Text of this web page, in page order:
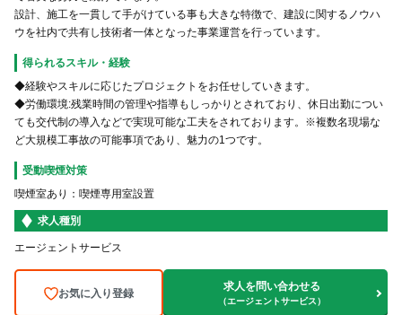
設計、施工を一貫して手がけている事も大きな特徴で、建設に関するノウハ
ウを社内で共有し技術者一体となった事業運営を行っています。
得られるスキル・経験
◆経験やスキルに応じたプロジェクトをお任せしていきます。
◆労働環境:残業時間の管理や指導もしっかりとされており、休日出勤につい
ても交代制の導入などで実現可能な工夫をされております。※複数名現場な
ど大規模工事故の可能事項であり、魅力の1つです。
受動喫煙対策
喫煙室あり：喫煙専用室設置
求人種別
エージェントサービス
お気に入り登録
求人を問い合わせる
（エージェントサービス）